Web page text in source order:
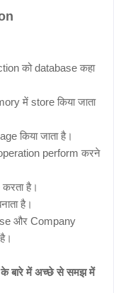
को database कहा
में store किया जाता
किया जाता है।
perform करने
है।
है।
और Company
के बारे में अच्छे से समझ में